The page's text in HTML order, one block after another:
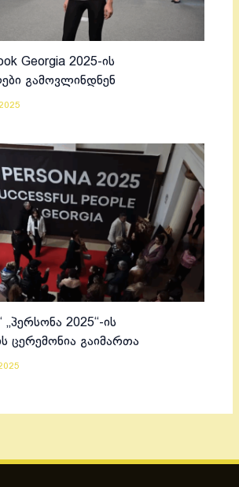
Georgia 2025-ის
გამოვლინდნენ
2025“-ის
ცერემონია გაიმართა